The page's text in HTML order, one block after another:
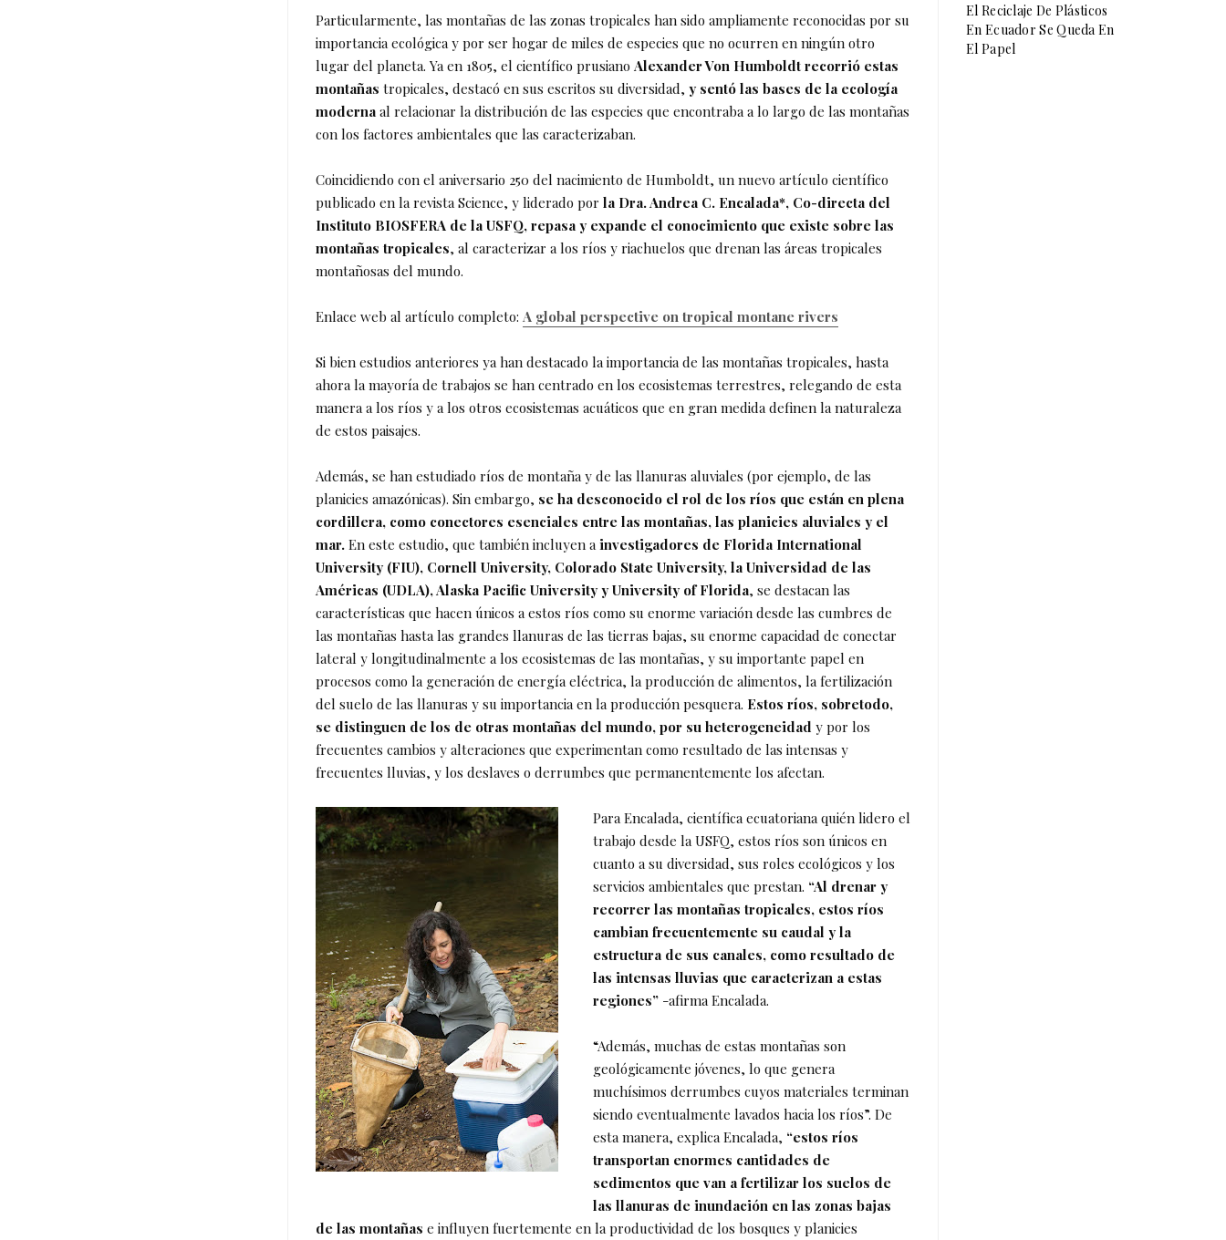
Particularmente, las montañas de las zonas tropicales han sido ampliamente reconocidas por su
importancia ecológica y por ser hogar de miles de especies que no ocurren en ningún otro
lugar del planeta. Ya en 1805, el científico prusiano Alexander Von Humboldt recorrió estas
montañas tropicales, destacó en sus escritos su diversidad, y sentó las bases de la ecología
moderna al relacionar la distribución de las especies que encontraba a lo largo de las montañas
con los factores ambientales que las caracterizaban.
Coincidiendo con el aniversario 250 del nacimiento de Humboldt, un nuevo artículo científico
publicado en la revista Science, y liderado por la Dra. Andrea C. Encalada*, Co-directa del
Instituto BIOSFERA de la USFQ, repasa y expande el conocimiento que existe sobre las
montañas tropicales, al caracterizar a los ríos y riachuelos que drenan las áreas tropicales
montañosas del mundo.
Enlace web al artículo completo: A global perspective on tropical montane rivers
Si bien estudios anteriores ya han destacado la importancia de las montañas tropicales, hasta
ahora la mayoría de trabajos se han centrado en los ecosistemas terrestres, relegando de esta
manera a los ríos y a los otros ecosistemas acuáticos que en gran medida definen la naturaleza
de estos paisajes.
Además, se han estudiado ríos de montaña y de las llanuras aluviales (por ejemplo, de las
planicies amazónicas). Sin embargo, se ha desconocido el rol de los ríos que están en plena
cordillera, como conectores esenciales entre las montañas, las planicies aluviales y el
mar. En este estudio, que también incluyen a investigadores de Florida International
University (FIU), Cornell University, Colorado State University, la Universidad de las
Américas (UDLA), Alaska Pacific University y University of Florida, se destacan las
características que hacen únicos a estos ríos como su enorme variación desde las cumbres de
las montañas hasta las grandes llanuras de las tierras bajas, su enorme capacidad de conectar
lateral y longitudinalmente a los ecosistemas de las montañas, y su importante papel en
procesos como la generación de energía eléctrica, la producción de alimentos, la fertilización
del suelo de las llanuras y su importancia en la producción pesquera. Estos ríos, sobretodo,
se distinguen de los de otras montañas del mundo, por su heterogeneidad y por los
frecuentes cambios y alteraciones que experimentan como resultado de las intensas y
frecuentes lluvias, y los deslaves o derrumbes que permanentemente los afectan.
Para Encalada, científica ecuatoriana quién lidero el
trabajo desde la USFQ, estos ríos son únicos en
cuanto a su diversidad, sus roles ecológicos y los
servicios ambientales que prestan. “Al drenar y
recorrer las montañas tropicales, estos ríos
cambian frecuentemente su caudal y la
estructura de sus canales, como resultado de
las intensas lluvias que caracterizan a estas
regiones”-afirma Encalada.
“Además, muchas de estas montañas son
geológicamente jóvenes, lo que genera
muchísimos derrumbes cuyos materiales terminan
siendo eventualmente lavados hacia los ríos”. De
esta manera, explica Encalada, “estos ríos
transportan enormes cantidades de
sedimentos que van a fertilizar los suelos de
las llanuras de inundación en las zonas bajas
de las montañas e influyen fuertemente en la productividad de los bosques y planicies
El Reciclaje De Plásticos
En Ecuador Se Queda En
El Papel